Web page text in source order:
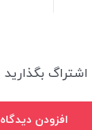
اشتراگ بگذارید
افزودن دیدگاه